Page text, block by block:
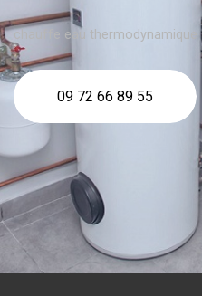
chauffe eau thermodynamique
09 72 66 89 55